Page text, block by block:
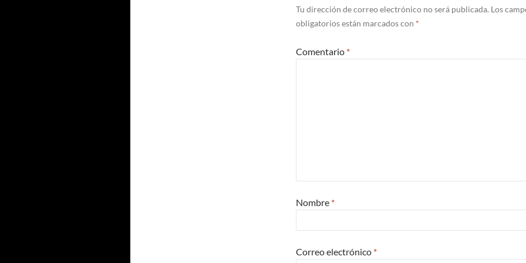
Tu dirección de correo electrónico no será publicada. Los
obligatorios están marcados con *
Comentario *
Nombre *
Correo electrónico *